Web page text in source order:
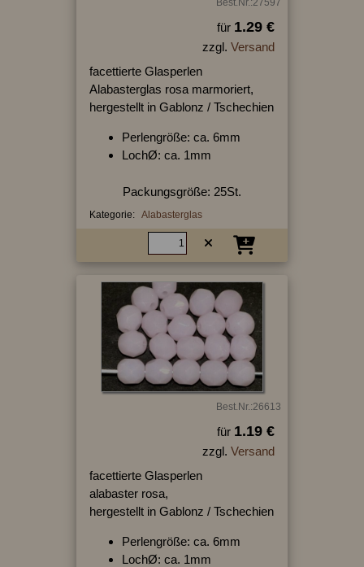
Best.Nr.:27597
für 1.29 €
zzgl. Versand
facettierte Glasperlen
Alabasterglas rosa marmoriert,
hergestellt in Gablonz / Tschechien
Perlengröße: ca. 6mm
LochØ: ca. 1mm
Packungsgröße: 25St.
Kategorie: Alabasterglas
Best.Nr.:26613
für 1.19 €
zzgl. Versand
facettierte Glasperlen
alabaster rosa,
hergestellt in Gablonz / Tschechien
Perlengröße: ca. 6mm
LochØ: ca. 1mm